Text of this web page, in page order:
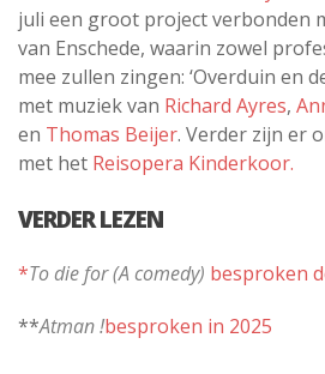
juli een groot project verbonden
van Enschede, waarin zowel
mee zullen zingen: ‘Overduin en
met muziek van Richard Ayres,
en Thomas Beijer. Verder zijn er
met het Reisopera Kinderkoor.
VERDER LEZEN
*To die for (A comedy) besproken
**Atman !besproken in 2025